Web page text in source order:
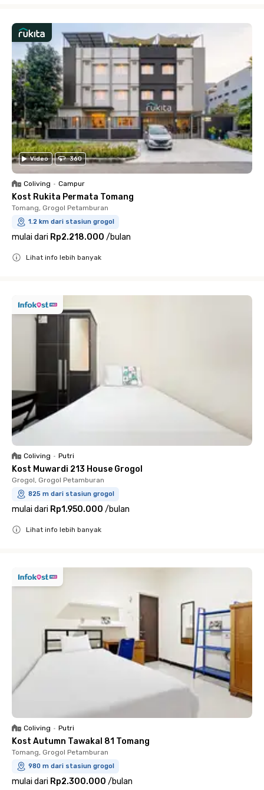
Video 360
Coliving • Campur
Kost Rukita Permata Tomang
Tomang, Grogol Petamburan
1.2 km dari stasiun grogol
mulai dari Rp2.218.000 /bulan
Lihat info lebih banyak
Coliving • Putri
Kost Muwardi 213 House Grogol
Grogol, Grogol Petamburan
825 m dari stasiun grogol
mulai dari Rp1.950.000 /bulan
Lihat info lebih banyak
Coliving • Putri
Kost Autumn Tawakal 81 Tomang
Tomang, Grogol Petamburan
980 m dari stasiun grogol
mulai dari Rp2.300.000 /bulan